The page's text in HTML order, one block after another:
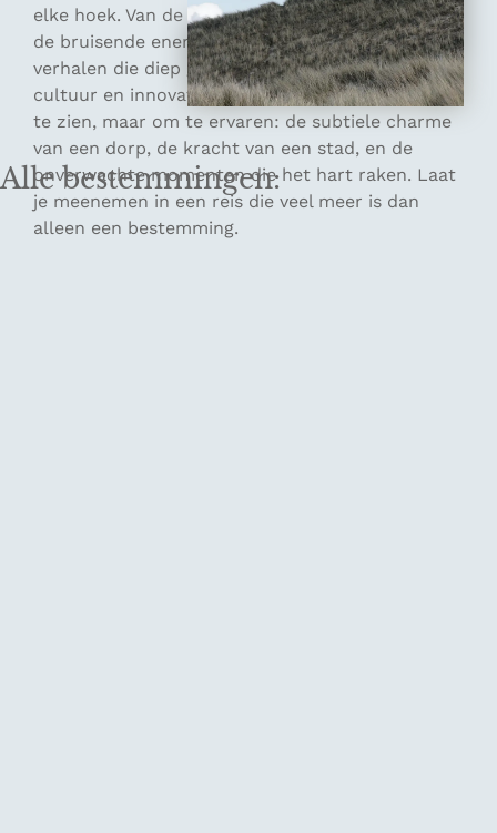
elke hoek. Van de rustige bossen van Beieren tot
de bruisende energie van Berlijn, het land vertelt
verhalen die diep geworteld zijn in eeuwen van
cultuur en innovatie. Hier kom je niet alleen om
te zien, maar om te ervaren: de subtiele charme
van een dorp, de kracht van een stad, en de
onverwachte momenten die het hart raken. Laat
je meenemen in een reis die veel meer is dan
alleen een bestemming.
Alle bestemmingen: